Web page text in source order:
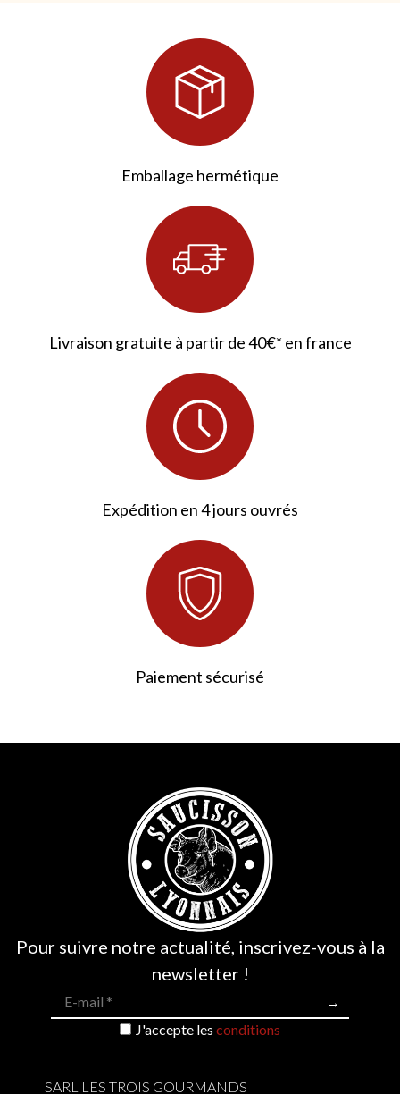
Emballage hermétique
Livraison gratuite à partir de 40€* en france
Expédition en 4 jours ouvrés
Paiement sécurisé
Pour suivre notre actualité, inscrivez-vous à la
newsletter !
J'accepte les conditions
SARL LES TROIS GOURMANDS